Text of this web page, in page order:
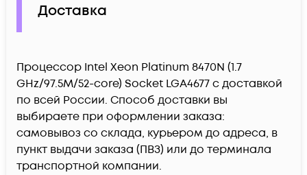
Доставка
Процессор Intel Xeon Platinum 8470N (1.7
GHz/97.5M/52-core) Socket LGA4677 c доставкой
по всей России. Способ доставки вы
выбираете при оформлении заказа:
самовывоз со склада, курьером до адреса, в
пункт выдачи заказа (ПВЗ) или до терминала
транспортной компании.